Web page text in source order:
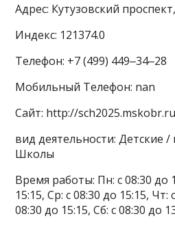
Адрес: Кутузовский
Индекс: 121374.0
Телефон: +7 (499) 449‒34‒28
Мобильный Телефон: nan
Сайт: http://sch2025.mskobr.ru
вид деятельности: Детские
Школы
Время работы: Пн: с 08:30 до
15:15, Ср: с 08:30 до 15:15, Чт:
08:30 до 15:15, Сб: с 08:30 до